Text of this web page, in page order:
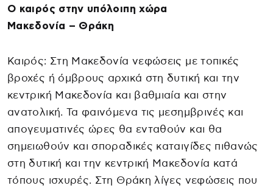
Ο καιρός στην υπόλοιπη χώρα
Μακεδονία – Θράκη
Καιρός: Στη Μακεδονία νεφώσεις με τοπικές
βροχές ή όμβρους αρχικά στη δυτική και την
κεντρική Μακεδονία και βαθμιαία και στην
ανατολική. Τα φαινόμενα τις μεσημβρινές και
απογευματινές ώρες θα ενταθούν και θα
σημειωθούν και σποραδικές καταιγίδες πιθανώς
στη δυτική και την κεντρική Μακεδονία κατά
τόπους ισχυρές. Στη Θράκη λίγες νεφώσεις που